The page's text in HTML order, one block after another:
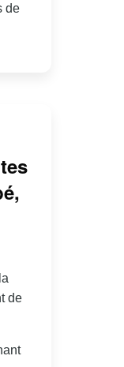
de
de